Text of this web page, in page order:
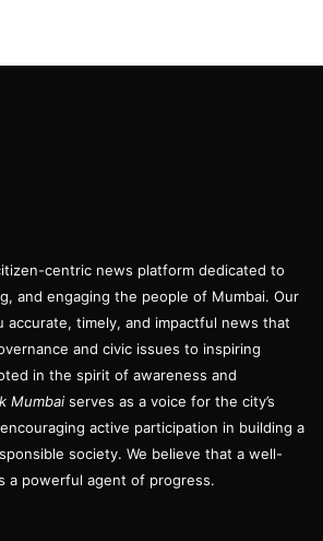
centric news platform dedicated to
and engaging the people of Mumbai. Our
accurate, timely, and impactful news that
and civic issues to inspiring
in the spirit of awareness and
Mumbai serves as a voice for the city’s
active participation in building a
society. We believe that a well-
a powerful agent of progress.